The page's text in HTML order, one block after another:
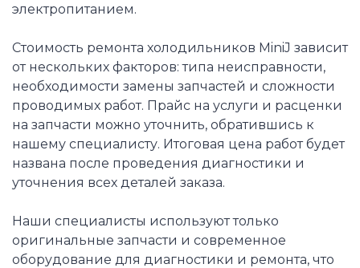
электропитанием.
Стоимость ремонта холодильников MiniJ зависит
от нескольких факторов: типа неисправности,
необходимости замены запчастей и сложности
проводимых работ. Прайс на услуги и расценки
на запчасти можно уточнить, обратившись к
нашему специалисту. Итоговая цена работ будет
названа после проведения диагностики и
уточнения всех деталей заказа.
Наши специалисты используют только
оригинальные запчасти и современное
оборудование для диагностики и ремонта, что